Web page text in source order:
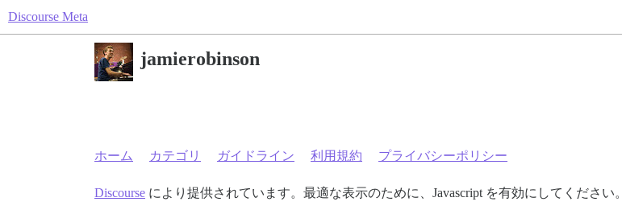
Discourse Meta
jamierobinson
ホーム カテゴリ ガイドライン 利用規約 プライバシーポリシー
Discourse により提供されています。最適な表示のために、Javascript を有効にしてください。